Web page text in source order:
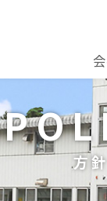
方針